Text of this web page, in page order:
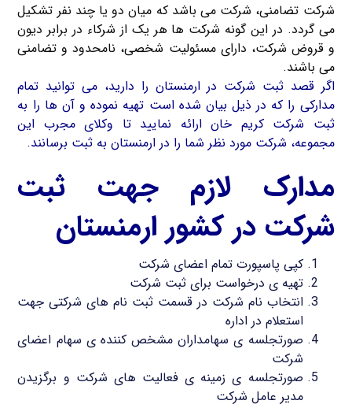
شرکت تضامنی، شرکت می باشد که میان دو یا چند نفر تشکیل
می گردد. در این گونه شرکت ها هر یک از شرکاء در برابر دیون
و قروض شرکت، دارای مسئولیت شخصی، نامحدود و تضامنی
می باشند.
اگر قصد ثبت شرکت در ارمنستان را دارید، می توانید تمام
مدارکی را که در ذیل بیان شده است تهیه نموده و آن ها را به
ثبت شرکت کریم خان ارائه نمایید تا وکلای مجرب این
مجموعه، شرکت مورد نظر شما را در ارمنستان به ثبت برسانند.
مدارک لازم جهت ثبت
شرکت در کشور ارمنستان
کپی پاسپورت تمام اعضای شرکت
تهیه ی درخواست برای ثبت شرکت
انتخاب نام شرکت در قسمت ثبت نام های شرکتی جهت
استعلام در اداره
صورتجلسه ی سهامداران مشخص کننده ی سهام اعضای
شرکت
صورتجلسه ی زمینه ی فعالیت های شرکت و برگزیدن
مدیر عامل شرکت